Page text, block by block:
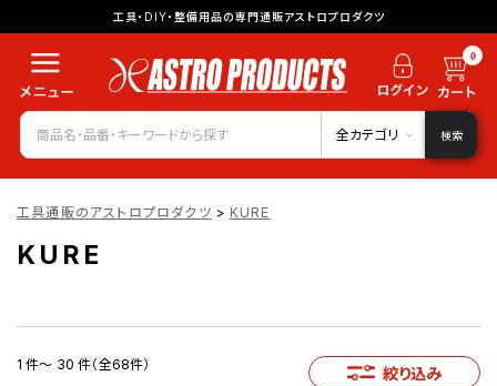
工具・DIY・整備用品の専門通販アストロプロダクツ
0
全カテゴリ 検索
工具通販のアストロプロダクツ > KURE
KURE
1 件～ 30 件（全68件） 絞り込み